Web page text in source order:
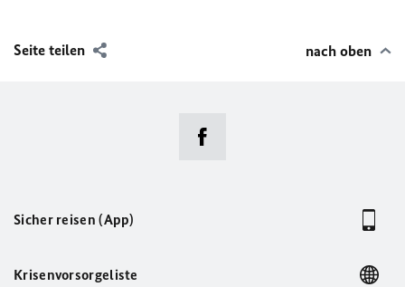
Seite teilen nach oben
Sicher reisen (App)
Krisenvorsorgeliste